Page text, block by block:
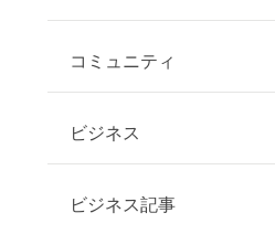
コミュニティ
ビジネス
ビジネス記事